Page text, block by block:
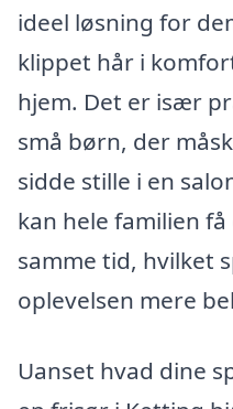
ideel løsning for
klippet hår i
hjem. Det er især
små børn, der
sidde stille i en
kan hele familien
samme tid, hvilket
oplevelsen mere
Uanset hvad dine